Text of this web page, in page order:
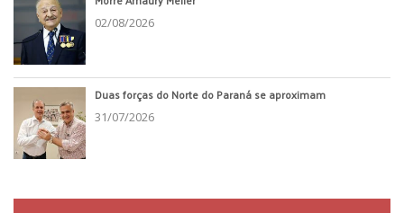
02/08/2026
Duas forças do Norte do Paraná se aproximam
31/07/2026